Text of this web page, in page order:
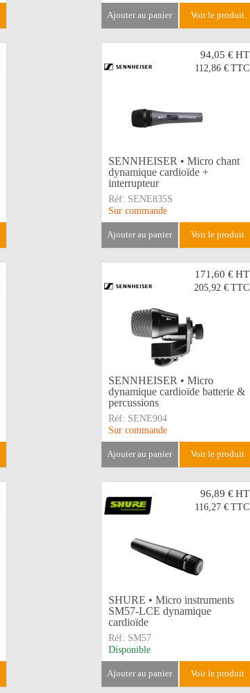
ajouter au panier voir le produit
94,05 € HT
112,86 € TTC
SENNHEISER • Micro chant
dynamique cardioïde +
interrupteur
Réf: SENE835S
Sur commande
ajouter au panier voir le produit
171,60 € HT
205,92 € TTC
SENNHEISER • Micro
dynamique cardioïde batterie &
percussions
Réf: SENE904
Sur commande
ajouter au panier voir le produit
96,89 € HT
116,27 € TTC
SHURE • Micro instruments
SM57-LCE dynamique
cardioïde
Réf: SM57
Disponible
ajouter au panier voir le produit